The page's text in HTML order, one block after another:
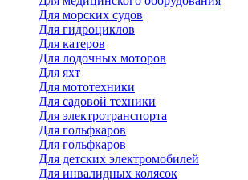
Для морских судов
Для гидроциклов
Для катеров
Для лодочных моторов
Для яхт
Для мототехники
Для садовой техники
Для электротранспорта
Для гольфкаров
Для гольфкаров
Для детских электромобилей
Для инвалидных колясок